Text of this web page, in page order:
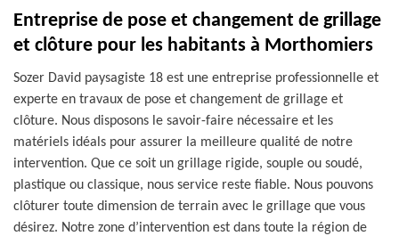
Entreprise de pose et changement de grillage
et clôture pour les habitants à Morthomiers
Sozer David paysagiste 18 est une entreprise professionnelle et
experte en travaux de pose et changement de grillage et
clôture. Nous disposons le savoir-faire nécessaire et les
matériels idéals pour assurer la meilleure qualité de notre
intervention. Que ce soit un grillage rigide, souple ou soudé,
plastique ou classique, nous service reste fiable. Nous pouvons
clôturer toute dimension de terrain avec le grillage que vous
désirez. Notre zone d’intervention est dans toute la région de